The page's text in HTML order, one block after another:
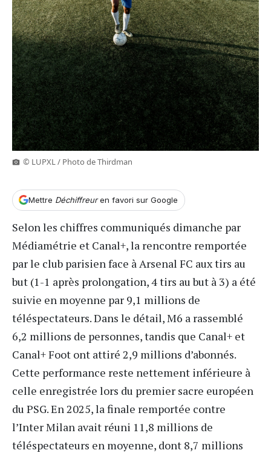
© LUPXL / Photo de Thirdman
Mettre Déchiffreuren favori sur Google
Selon les chiffres communiqués dimanche par
Médiamétrie et Canal+, la rencontre remportée
par le club parisien face à Arsenal FC aux tirs au
but (1-1 après prolongation, 4 tirs au but à 3) a été
suivie en moyenne par 9,1 millions de
téléspectateurs. Dans le détail,M6 a rassemblé
6,2 millions de personnes, tandis que Canal+ et
Canal+ Foot ont attiré 2,9 millions d’abonnés.
Cette performance reste nettement inférieure à
celle enregistrée lors du premier sacre européen
du PSG. En 2025, la finale remportée contre
l’Inter Milan avait réuni 11,8 millions de
téléspectateurs en moyenne, dont 8,7 millions